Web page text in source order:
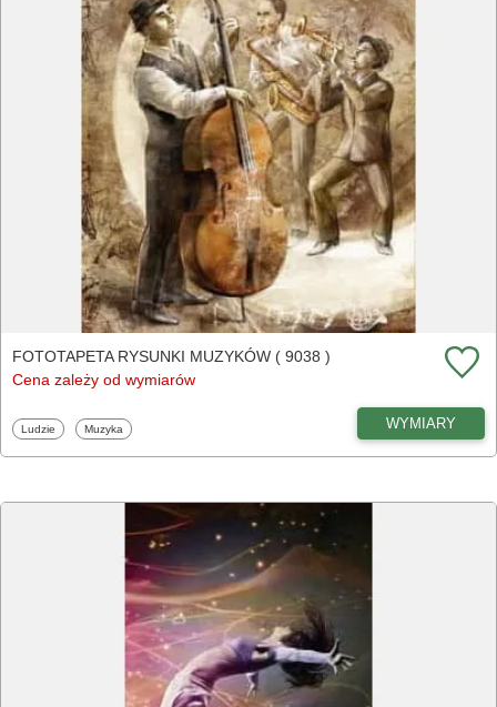
FOTOTAPETA RYSUNKI MUZYKÓW ( 9038 )
Cena zależy od wymiarów
Fototapety
Ludzie Fototapety
Muzyka WYMIARY